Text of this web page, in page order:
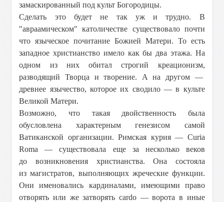
замаскированный под культ Богородицы.
Сделать это будет не так уж и трудно. В
"авраамическом" католичестве существовало почти
что языческое почитание Божией Матери. То есть
западное христианство имело как бы два этажа. На
одном из них обитал строгий креационизм,
разводящий Творца и творение. А на другом —
древнее язычество, которое их сводило — в культе
Великой Матери.
Возможно, что такая двойственность была
обусловлена характерным генезисом самой
Ватиканской организации. Римская курия — Curia
Roma — существовала еще за несколько веков
до возникновения христианства. Она состояла
из магистратов, выполняющих жреческие функции.
Они именовались кардиналами, имеющими право
отворять или же затворять cardo — ворота в иные